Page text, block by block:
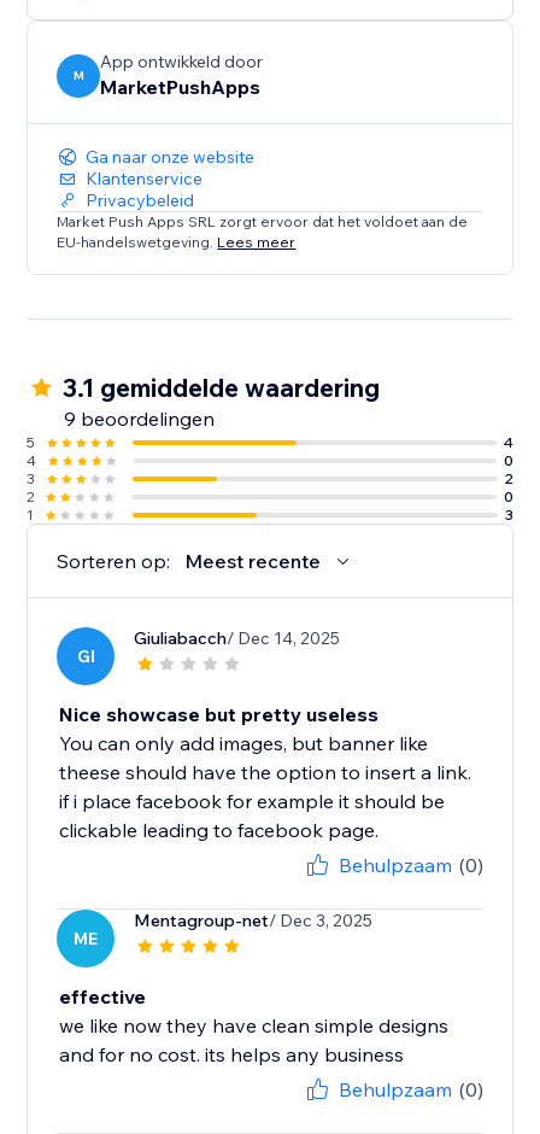
M
App ontwikkeld door
MarketPushApps
Ga naar onze website
Klantenservice
Privacybeleid
Market Push Apps SRL zorgt ervoor dat het voldoet aan de
EU-handelswetgeving. Lees meer
3.1 gemiddelde waardering
9 beoordelingen
5
4
4
0
3
2
2
0
1
3
Sorteren op: Meest recente
GI
Giuliabacch/ Dec 14, 2025
Nice showcase but pretty useless
You can only add images, but banner like
theese should have the option to insert a link.
if i place facebook for example it should be
clickable leading to facebook page.
Behulpzaam (0)
ME
Mentagroup-net/ Dec 3, 2025
effective
we like now they have clean simple designs
and for no cost. its helps any business
Behulpzaam (0)